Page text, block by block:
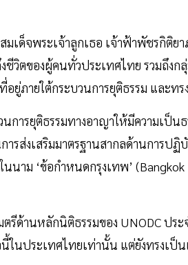
เด็จพระเจ้าลูกเธอ เจ้าฟ้าพัชรกิติย
ชีวิตของผู้คนทั่วประเทศไทย รวมถึง
ยู่ภายใต้กระบวนการยุติธรรม และท
การยุติธรรมทางอาญาให้มีความเป็
ารส่งเสริมมาตรฐานสากลด้านการป
นาม ‘ข้อกำหนดกรุงเทพ’
รีด้านหลักนิติธรรมของ UNODC ป
นประเทศไทยเท่านั้น แต่ยังทรงเป็